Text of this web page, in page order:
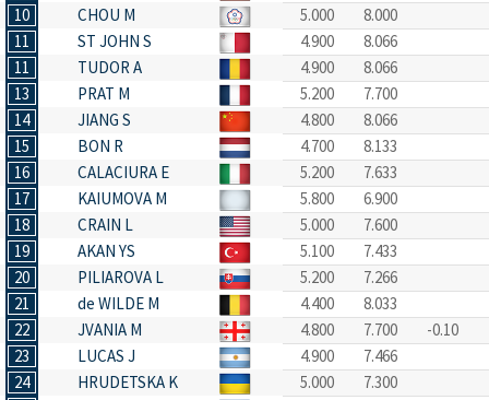
10
CHOU M 5.000
8.000
11
ST JOHN S 4.900
8.066
11
TUDOR A 4.900
8.066
13
PRAT M 5.200
7.700
14
JIANG S 4.800
8.066
15
BON R 4.700
8.133
16
CALACIURA E 5.200
7.633
17
KAIUMOVA M 5.800
6.900
18
CRAIN L 5.000
7.600
19
AKAN YS 5.100
7.433
20
PILIAROVA L 5.200
7.266
21
de WILDE M 4.400
8.033
22
JVANIA M 4.800 7.700
-0.10
23
LUCAS J 4.900
7.466
24
HRUDETSKA K 5.000
7.300